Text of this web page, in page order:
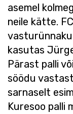
asemel
neile kätte.
kasutas
Pärast palli
söödu
sarnaselt
Kuresoo palli